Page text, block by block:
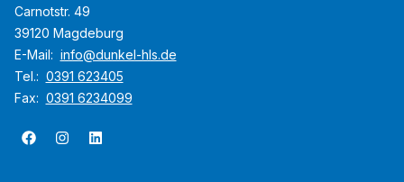
Carnotstr. 49
39120 Magdeburg
E-Mail: info@dunkel-hls.de
Tel.: 0391 623405
Fax: 0391 6234099